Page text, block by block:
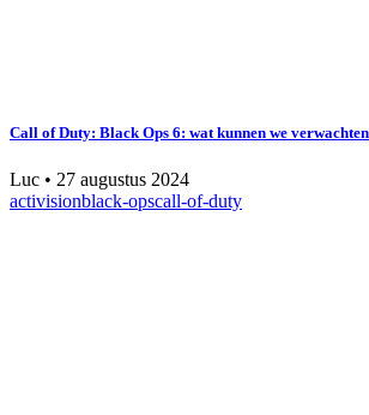
Call of Duty: Black Ops 6: wat kunnen we
Luc • 27 augustus 2024
activisionblack-opscall-of-duty